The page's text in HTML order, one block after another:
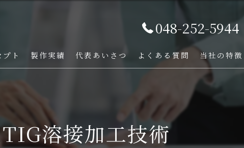
048-252-5944
ト 製作実績 代表あいさつ よくある質問 当社の特徴
ストレーナー
溶接加工技術